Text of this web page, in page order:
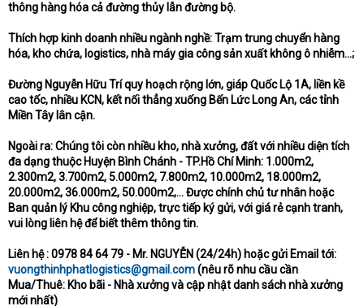
thông hàng hóa cả đường thủy lẫn đường bộ.
Thích hợp kinh doanh nhiều ngành nghề: Trạm trung chuyển hàng
hóa, kho chứa, logistics, nhà máy gia công sản xuất không ô nhiễm...;
Đường Nguyễn Hữu Trí quy hoạch rộng lớn, giáp Quốc Lộ 1A, liền kề
cao tốc, nhiều KCN, kết nối thẳng xuống Bến Lức Long An, các tỉnh
Miền Tây lân cận.
Ngoài ra: Chúng tôi còn nhiều kho, nhà xưởng, đất với nhiều diện tích
đa dạng thuộc Huyện Bình Chánh - TP.Hồ Chí Minh: 1.000m2,
2.300m2, 3.700m2, 5.000m2, 7.800m2, 10.000m2, 18.000m2,
20.000m2, 36.000m2, 50.000m2,... Được chính chủ tư nhân hoặc
Ban quản lý Khu công nghiệp, trực tiếp ký gửi, với giá rẻ cạnh tranh,
vui lòng liên hệ để biết thêm thông tin.
Liên hệ : 0978 84 64 79 - Mr. NGUYỄN (24/24h) hoặc gửi Email tới:
vuongthinhphatlogistics@gmail.com(nêu rõ nhu cầu cần
Mua/Thuê: Kho bãi - Nhà xưởng và cập nhật danh sách nhà xưởng
mới nhất)